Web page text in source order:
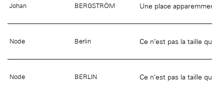
Johan BERGSTRÖM Une place apparemment
Node Berlin Ce n’est pas la taille qui
Node BERLIN Ce n’est pas la taille qui